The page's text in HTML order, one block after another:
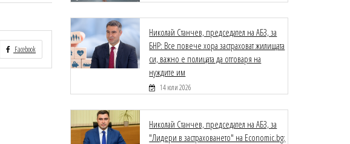
Facebook
Николай Станчев, председател на АБЗ, за
БНР: Все повече хора застраховат жилищата
си, важно е полицата да отговаря на
нуждите им
14 юли 2026
Николай Станчев, председател на АБЗ, за
"Лидери в застраховането" на Economic.bg: